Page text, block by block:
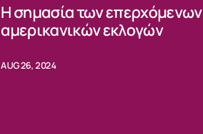
Η σημασία των επερχόμενων
αμερικανικών εκλογών
AUG 26, 2024